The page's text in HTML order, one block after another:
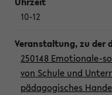
10-12
250148 Emotionale-
von Schule und
pädagogisches